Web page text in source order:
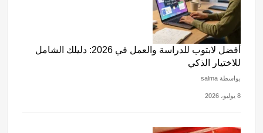
أفضل لابتوب للدراسة والعمل في 2026: دليلك الشامل
للاختيار الذكي
بواسطة salma
8 يوليو، 2026